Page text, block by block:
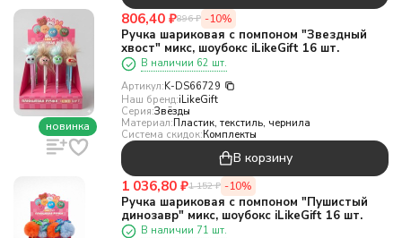
новинка
806,40 ₽896 ₽ -10%
Ручка шариковая с помпоном "Звездный
хвост" микс, шоубокс iLikeGift 16 шт.
В наличии 62 шт.
Артикул:K-DS66729
Наш бренд:iLikeGift
Серия:Звёзды
Материал:Пластик, текстиль, чернила
Система скидок:Комплекты
В корзину
1 036,80 ₽1 152 ₽ -10%
Ручка шариковая с помпоном "Пушистый
динозавр" микс, шоубокс iLikeGift 16 шт.
В наличии 71 шт.